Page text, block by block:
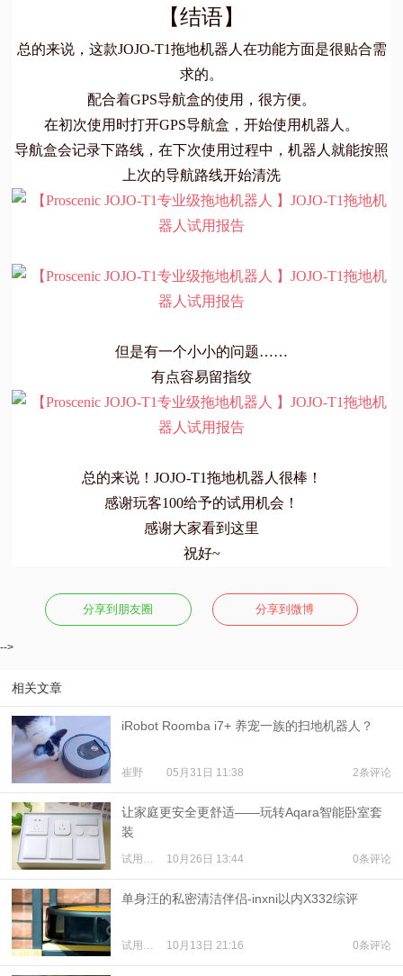
【结语】
总的来说，这款JOJO-T1拖地机器人在功能方面是很贴合需
求的。
配合着GPS导航盒的使用，很方便。
在初次使用时打开GPS导航盒，开始使用机器人。
导航盒会记录下路线，在下次使用过程中，机器人就能按照
上次的导航路线开始清洗
但是有一个小小的问题……
有点容易留指纹
总的来说！JOJO-T1拖地机器人很棒！
感谢玩客100给予的试用机会！
感谢大家看到这里
祝好~
分享到朋友圈 分享到微博
-->
相关文章
iRobot Roomba i7+ 养宠一族的扫地机器人？
崔野 05月31日 11:38 2条评论
让家庭更安全更舒适——玩转Aqara智能卧室套
装
试用体验 10月26日 13:44 0条评论
单身汪的私密清洁伴侣-inxni以内X332综评
试用体验 10月13日 21:16 0条评论